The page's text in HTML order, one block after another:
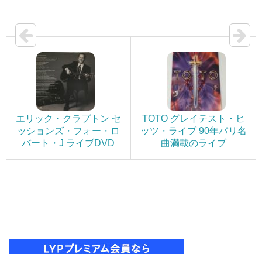
エリック・クラプトン セ
ッションズ・フォー・ロ
バート・J ライブDVD
TOTO グレイテスト・ヒ
ッツ・ライブ 90年パリ名
曲満載のライブ